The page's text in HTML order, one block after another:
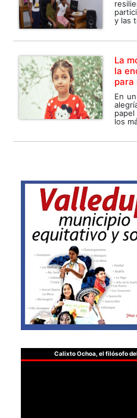
y las
La
la
para
En
los
Calixto Ochoa, el filósofo